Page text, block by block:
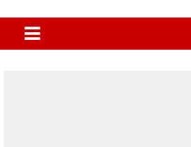
Padmaprobaha
Online Newspaper Portal